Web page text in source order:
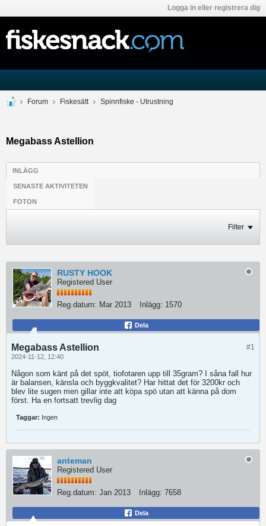
Logga in eller registrera dig
Forum Fiskesätt Spinnfiske - Utrustning
Megabass Astellion
INLÄGG
SENASTE AKTIVITETEN
FOTON
Filter
RUSTY HOOK
Registered User
Reg.datum: Mar 2013 Inlägg: 1570
Dela
#1
Megabass Astellion
2024-11-12, 12:40
Någon som känt på det spöt, tiofotaren upp till 35gram? I såna fall hur
är balansen, känsla och byggkvalitet? Har hittat det för 3200kr och
blev lite sugen men gillar inte att köpa spö utan att känna på dom
först. Ha en fortsatt trevlig dag
Taggar: Ingen
anteman
Registered User
Reg.datum: Jan 2013 Inlägg: 7658
Dela